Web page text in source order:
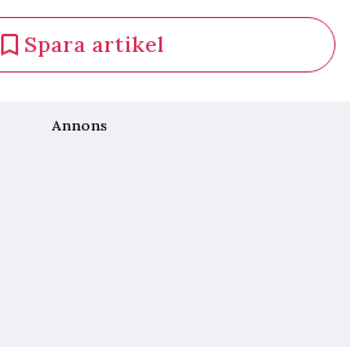
Spara artikel
Annons